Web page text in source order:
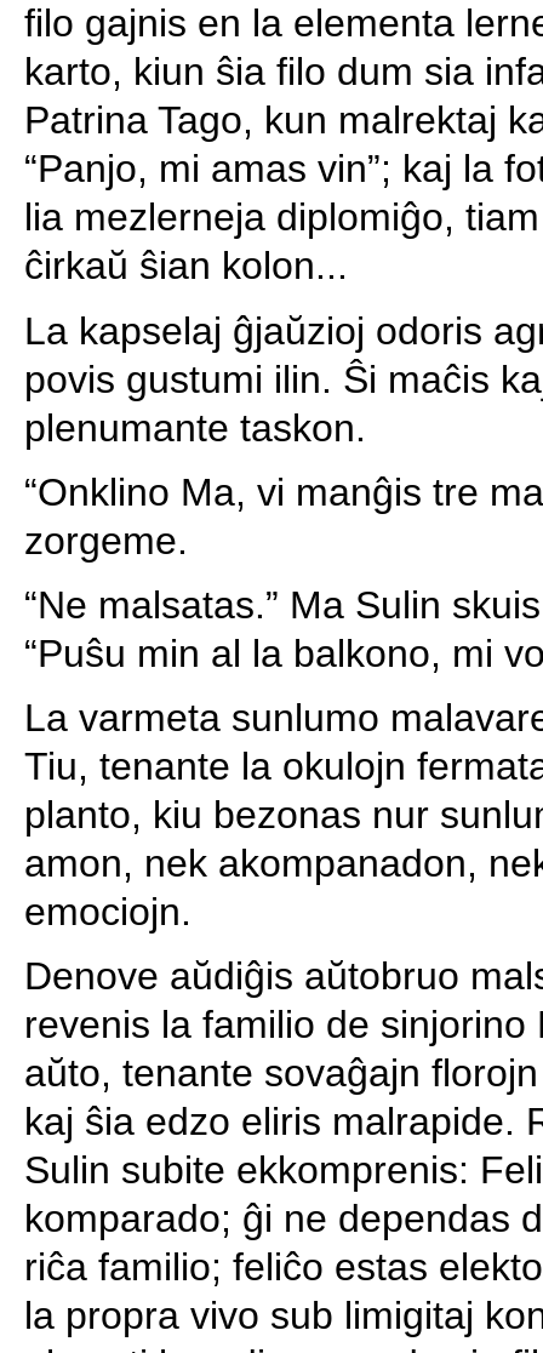
filo gajnis en la elementa
karto, kiun ŝia filo dum sia
Patrina Tago, kun malrektaj
“Panjo, mi amas vin”; kaj la
lia mezlerneja diplomiĝo,
ĉirkaŭ ŝian kolon...
La kapselaj ĝjaŭzioj odoris
povis gustumi ilin. Ŝi maĉis
plenumante taskon.
“Onklino Ma, vi manĝis tre
zorgeme.
“Ne malsatas.” Ma Sulin
“Puŝu min al la balkono, mi
La varmeta sunlumo
Tiu, tenante la okulojn
planto, kiu bezonas nur
amon, nek akompanadon,
emociojn.
Denove aŭdiĝis aŭtobruo
revenis la familio de
aŭto, tenante sovaĝajn
kaj ŝia edzo eliris malrapide.
Sulin subite ekkomprenis:
komparado; ĝi ne dependas
riĉa familio; feliĉo estas
la propra vivo sub limigitaj